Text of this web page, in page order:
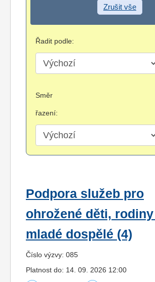
Zrušit vše
Řadit podle:
Směr
řazení:
Podpora služeb pro
ohrožené děti,
mladé dospělé (4)
Číslo výzvy: 085
Platnost do: 14. 09. 2026 12:00